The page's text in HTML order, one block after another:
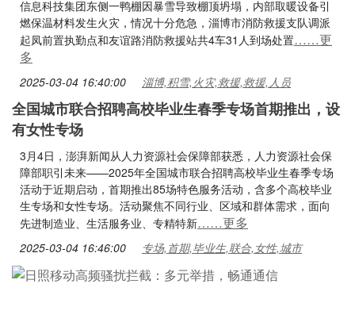
信息科技集团东侧一鸭棚因暴雪导致棚顶坍塌，内部取暖设备引
燃保温材料发生火灾，情况十分危急，淄博市消防救援支队调派
起凤前置执勤点和友谊路消防救援站共4车31人到场处置……更
多
2025-03-04 16:40:00 淄博,积雪,火灾,救援,救援,人员
全国城市联合招聘高校毕业生春季专场首期推出，设
有女性专场
3月4日，澎湃新闻从人力资源社会保障部获悉，人力资源社会保
障部职引未来——2025年全国城市联合招聘高校毕业生春季专场
活动于近期启动，首期推出85场特色服务活动，含多个高校毕业
生专场和女性专场。活动聚焦不同行业、区域和群体需求，面向
先进制造业、生活服务业、专精特新……更多
2025-03-04 16:46:00 专场,首期,毕业生,联合,女性,城市